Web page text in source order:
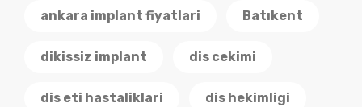
ankara implant fiyatlari Batıkent
dikissiz implant dis cekimi
dis eti hastaliklari dis hekimligi